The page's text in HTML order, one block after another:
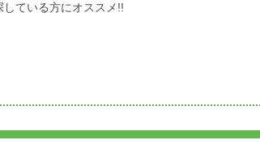
ている方にオススメ!!